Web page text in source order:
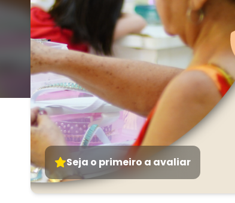
Seja o primeiro a avaliar